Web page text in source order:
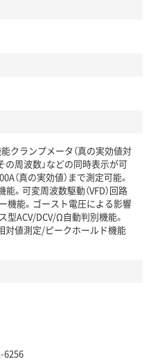
ランプメータ（真の実効値対
の周波数」などの同時表示が可
（真の実効値）まで測定可能。
。可変周波数駆動（VFD）回路
機能。ゴースト電圧による影響
ACV/DCV/Ω自動判別機能。
対値測定/ピークホールド機能
6256